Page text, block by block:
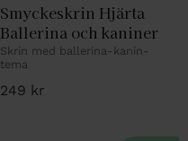
Smyckeskrin Hjärta
Ballerina och kaniner
Skrin med ballerina-kanin-
tema
249 kr